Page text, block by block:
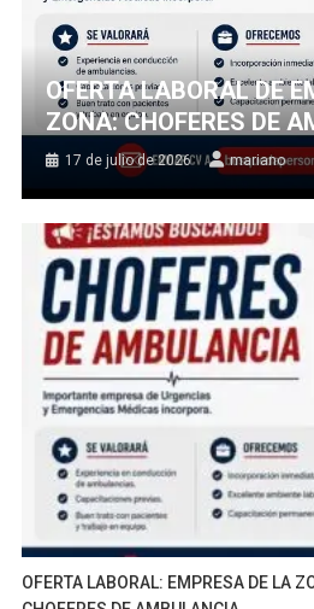
OFERTA LABORAL DE
ZONA: CHOFERES DE
17 de julio de 2026 mariano
OFERTA LABORAL: EMPRESA DE LA